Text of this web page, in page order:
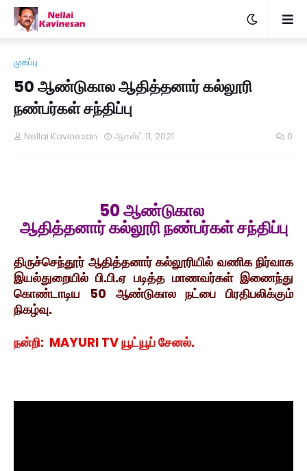
முகப்பு
50 ஆண்டுகால ஆதித்தனார் கல்லூரி
நண்பர்கள் சந்திப்பு
Nellai Kavinesan ஆகஸ்ட் 11, 2021 0
50 ஆண்டுகால
ஆதித்தனார் கல்லூரி நண்பர்கள் சந்திப்பு
திருச்செந்தூர் ஆதித்தனார் கல்லூரியில் வணிக நிர்வாக
இயல்துறையில் பி.பி.ஏ படித்த மாணவர்கள் இணைந்து
கொண்டாடிய 50 ஆண்டுகால நட்பை பிரதிபலிக்கும்
நிகழ்வு.
நன்றி: MAYURI TV யூட்யூப் சேனல்.